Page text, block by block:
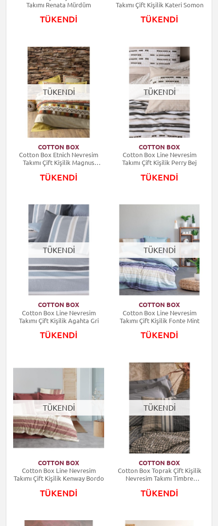
Takımı Renata Mürdüm
TÜKENDİ
Takımı Çift Kişilik Kateri Somon
TÜKENDİ
TÜKENDİ
COTTON BOX
Cotton Box Etnich Nevresim
Takımı Çift Kişilik Magnus
TÜKENDİ
TÜKENDİ
COTTON BOX
Cotton Box Line Nevresim
Takımı Çift Kişilik Perry Bej
TÜKENDİ
TÜKENDİ
COTTON BOX
Cotton Box Line Nevresim
Takımı Çift Kişilik Agahta Gri
TÜKENDİ
TÜKENDİ
COTTON BOX
Cotton Box Line Nevresim
Takımı Çift Kişilik Fonte Mint
TÜKENDİ
TÜKENDİ
COTTON BOX
Cotton Box Line Nevresim
Takımı Çift Kişilik Kenway Bordo
TÜKENDİ
TÜKENDİ
COTTON BOX
Cotton Box Toprak Çift Kişilik
Nevresim Takımı Timbre
TÜKENDİ